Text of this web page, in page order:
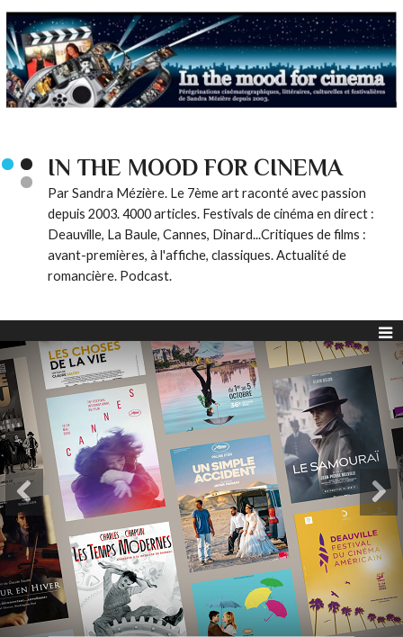
IN THE MOOD FOR CINEMA
Par Sandra Mézière. Le 7ème art raconté avec passion
depuis 2003. 4000 articles. Festivals de cinéma en direct :
Deauville, La Baule, Cannes, Dinard...Critiques de films :
avant-premières, à l'affiche, classiques. Actualité de
romancière. Podcast.